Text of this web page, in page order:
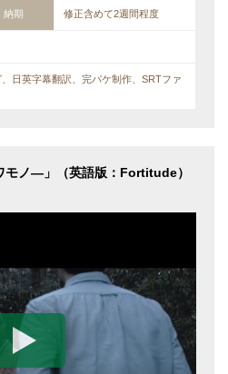
納期 修正含めて2週間程度
日英字幕翻訳、完パケ制作、SRTファ
ノ―」（英語版：Fortitude）